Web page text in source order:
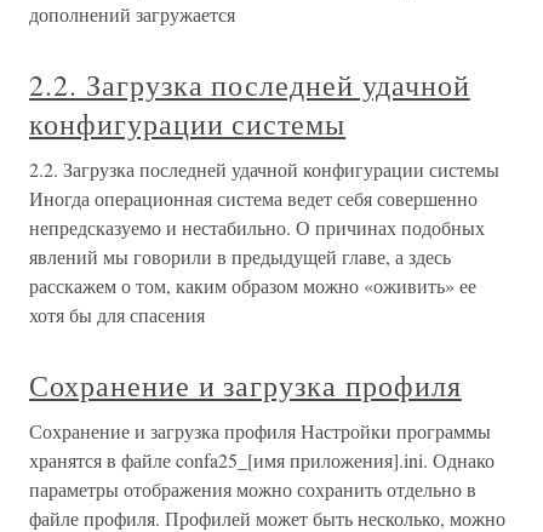
дополнений загружается
2.2. Загрузка последней удачной
конфигурации системы
2.2. Загрузка последней удачной конфигурации системы
Иногда операционная система ведет себя совершенно
непредсказуемо и нестабильно. О причинах подобных
явлений мы говорили в предыдущей главе, а здесь
расскажем о том, каким образом можно «оживить» ее
хотя бы для спасения
Сохранение и загрузка профиля
Сохранение и загрузка профиля Настройки программы
хранятся в файле confa25_[имя приложения].ini. Однако
параметры отображения можно сохранить отдельно в
файле профиля. Профилей может быть несколько, можно